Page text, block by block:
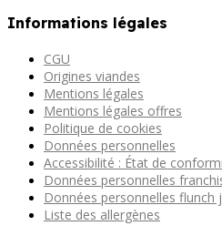
Informations légales
CGU
Origines viandes
Mentions légales
Mentions légales offres
Politique de cookies
Données personnelles
Accessibilité : État de
Données personnelles
Données personnelles flunch
Liste des allergènes